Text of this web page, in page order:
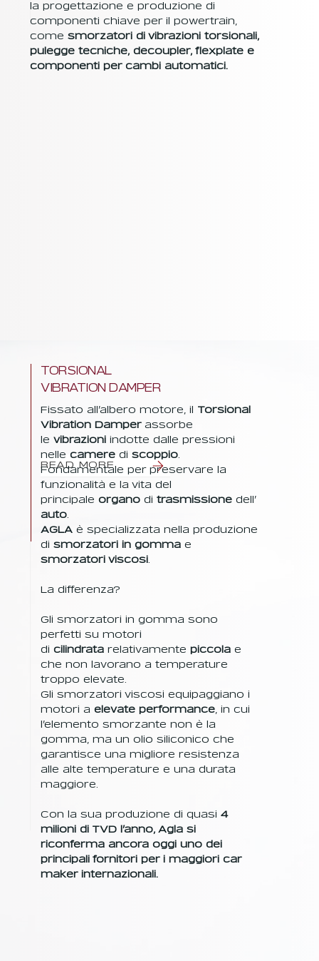
READ MORE
TORSIONAL
VIBRATION DAMPER
Fissato all’albero motore, il Torsional
Vibration Damperassorbe
levibrazioni indotte dalle pressioni
nellecamere discoppio.
Fondamentale per preservare la
funzionalità e la vita del
principaleorgano ditrasmissionedell’
auto.
AGLA è specializzata nella produzione
dismorzatori in gomma e
smorzatori viscosi.
La differenza?
Gli smorzatori in gomma sono
perfetti su motori
dicilindrata relativamente piccola e
che non lavorano a temperature
troppo elevate.
Gli smorzatori viscosi equipaggiano i
motori aelevate performance, in cui
l’elemento smorzante non è la
gomma, ma un olio siliconico che
garantisce una migliore resistenza
alle alte temperature e una durata
maggiore.
Con la sua produzione di quasi4
milioni di TVD l’anno, Agla si
riconferma ancora oggi uno dei
principali fornitori per i maggiori car
maker internazionali.
la progettazione e produzione di
componenti chiave per il powertrain,
comesmorzatori di vibrazioni torsionali,
pulegge tecniche, decoupler, flexplate e
componenti per cambi automatici.